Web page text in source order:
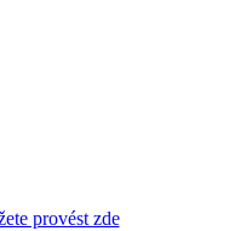
provést zde